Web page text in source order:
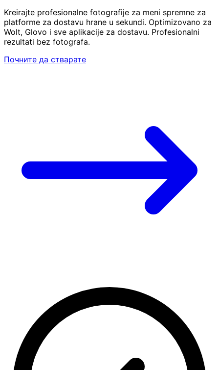
Kreirajte profesionalne fotografije za meni spremne za
platforme za dostavu hrane u sekundi. Optimizovano za
Wolt, Glovo i sve aplikacije za dostavu. Profesionalni
rezultati bez fotografa.
Почните да стварате